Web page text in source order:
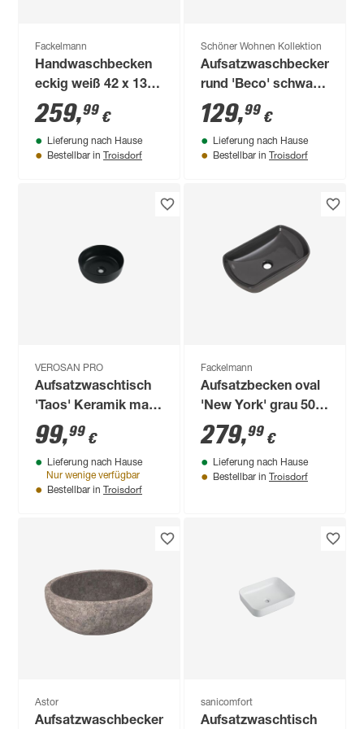
Fackelmann
Handwaschbecken
eckig weiß 42 x 13 x
42 cm
259,99 €
Lieferung nach Hause
Bestellbar in Troisdorf
Schöner Wohnen Kollektion
Aufsatzwaschbecken
rund 'Beco' schwarz
38 x 12 x 38 cm
129,99 €
Lieferung nach Hause
Bestellbar in Troisdorf
VEROSAN PRO
Aufsatzwaschtisch
'Taos' Keramik matt
black Ø 35,8 x 13,7
cm
99,99 €
Lieferung nach Hause
Nur wenige verfügbar
Bestellbar in Troisdorf
Fackelmann
Aufsatzbecken oval
'New York' grau 50,5
x 31,5 x 12 cm
279,99 €
Lieferung nach Hause
Bestellbar in Troisdorf
Astor
Aufsatzwaschbecken
sanicomfort
Aufsatzwaschtisch